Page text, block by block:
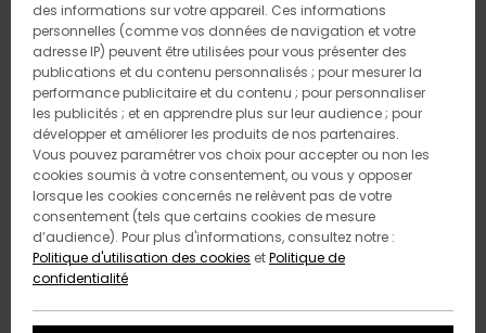
Filtrer & Trier Resultats
Passer
critères
filtrage
recherche
des informations sur votre appareil. Ces informations
personnelles (comme vos données de navigation et votre
adresse IP) peuvent être utilisées pour vous présenter des
publications et du contenu personnalisés ; pour mesurer la
performance publicitaire et du contenu ; pour personnaliser
les publicités ; et en apprendre plus sur leur audience ; pour
développer et améliorer les produits de nos partenaires.
Vous pouvez paramétrer vos choix pour accepter ou non les
cookies soumis à votre consentement, ou vous y opposer
lorsque les cookies concernés ne relèvent pas de votre
consentement (tels que certains cookies de mesure
d’audience). Pour plus d'informations, consultez notre :
Politique d'utilisation des cookies etPolitique de
confidentialité